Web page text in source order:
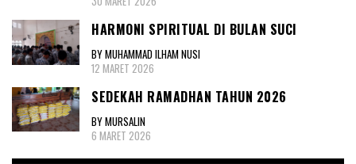
HARMONI SPIRITUAL DI BULAN SUCI
BY MUHAMMAD ILHAM NUSI
12 MARET 2026
SEDEKAH RAMADHAN TAHUN 2026
BY MURSALIN
6 MARET 2026